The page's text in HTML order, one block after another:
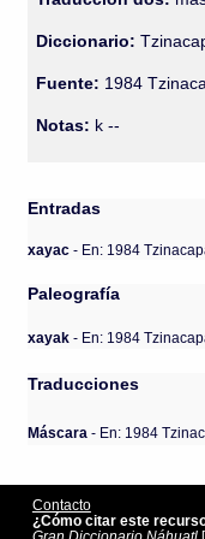
Diccionario:
Fuente: 1984
Notas: k --
Entradas
xayac- En: 1984
Paleografía
xayak - En: 1984
Traducciones
Máscara - En: 1984
Contacto
¿Cómo citar este